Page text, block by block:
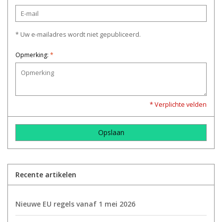
* Uw e-mailadres wordt niet gepubliceerd.
Opmerking: *
* Verplichte velden
Opslaan
Recente artikelen
Nieuwe EU regels vanaf 1 mei 2026